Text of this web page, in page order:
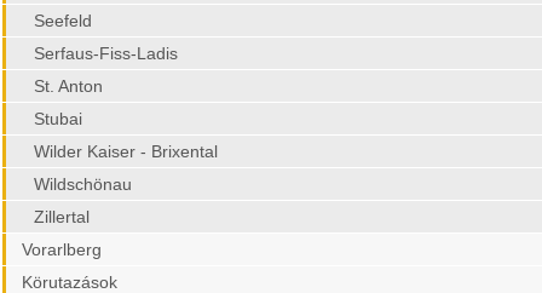
Seefeld
Serfaus-Fiss-Ladis
St. Anton
Stubai
Wilder Kaiser - Brixental
Wildschönau
Zillertal
Vorarlberg
Körutazások